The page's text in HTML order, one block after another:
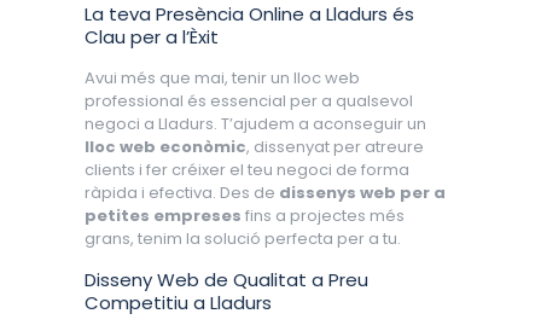
La teva Presència Online a Lladurs és
Clau per a l’Èxit
Avui més que mai, tenir un lloc web
professional és essencial per a qualsevol
negoci a Lladurs. T’ajudem a aconseguir un
lloc web econòmic, dissenyat per atreure
clients i fer créixer el teu negoci de forma
ràpida i efectiva. Des de dissenys web per a
petites empreses fins a projectes més
grans, tenim la solució perfecta per a tu.
Disseny Web de Qualitat a Preu
Competitiu a Lladurs